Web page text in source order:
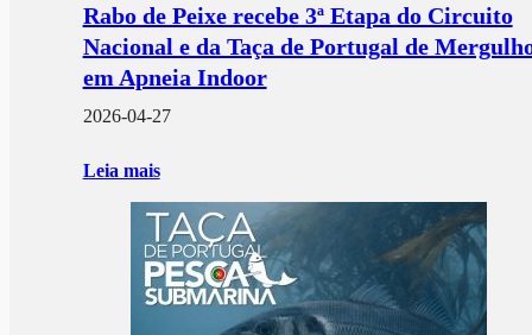
Rabo de Peixe recebe 3ª Etapa do Circuito
Nacional e da Taça de Portugal de
em Apneia Indoor
2026-04-27
Leia mais